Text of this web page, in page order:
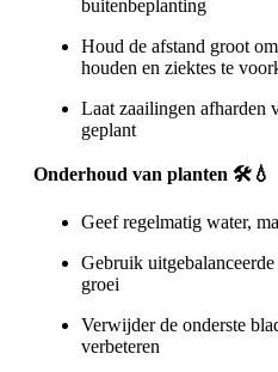
buitenbeplanting
Houd de afstand groot
houden en ziektes te
Laat zaailingen afharden
geplant
Onderhoud van planten 🛠️💧
Geef regelmatig water,
Gebruik
groei
Verwijder de onderste
verbeteren